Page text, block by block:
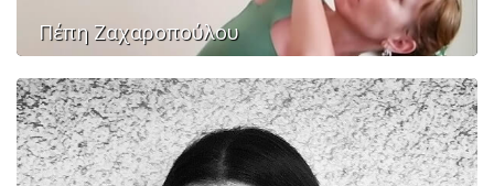
Πέπη Ζαχαροπούλου